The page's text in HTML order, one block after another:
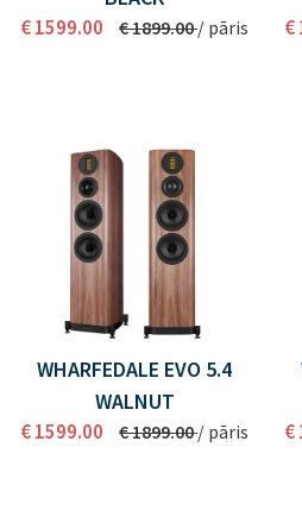
€ 1599.00 € 1899.00/ pāris €
WHARFEDALE EVO 5.4
WALNUT
€ 1599.00 € 1899.00/ pāris €